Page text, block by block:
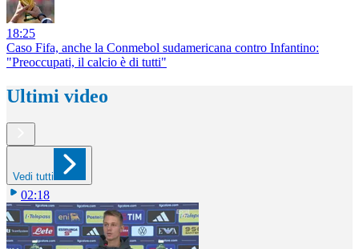
18:25
Caso Fifa, anche la Conmebol sudamericana contro Infantino:
"Preoccupati, il calcio è di tutti"
Ultimi video
Vedi tutti
02:18